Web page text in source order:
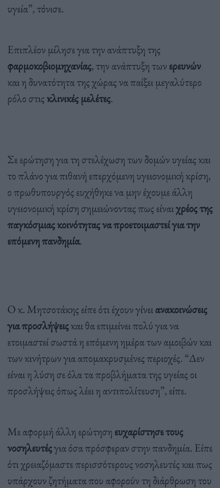
υγεία”, τόνισε.
Επιπλέον μίλησε για την ανάπτυξη της
φαρμοκοβιομηχανίας, την ανάπτυξη των ερευνών
και η δυνατότητα της χώρας να παίξει μεγαλύτερο
ρόλο στιςκλινικές μελέτες.
Σε ερώτηση για τη στελέχωση των δομών υγείας και
το πλάνο για πιθανή επερχόμενη υγειονομική κρίση,
ο πρωθυπουργός ευχήθηκε να μην έχουμε άλλη
υγειονομική κρίση σημειώνοντας πως είναιχρέος της
παγκόσμιας κοινότητας να προετοιμαστεί για την
επόμενη πανδημία.
Ο κ. Μητσοτάκης είπε ότι έχουν γίνειανακοινώσεις
για προσλήψειςκαι θα επιμείνει πολύ για να
ετοιμαστεί σωστά η επόμενη ημέρα των αμοιβών και
των κινήτρων για απομακρυσμένες περιοχές. “Δεν
είναι η λύση σε όλα τα προβλήματα της υγείας οι
προσλήψεις όπως λέει η αντιπολίτευση”, είπε.
Με αφορμή άλλη ερώτηση ευχαρίστησε τους
νοσηλευτέςγια όσα πρόσφεραν στην πανδημία. Είπε
ότι χρειαζόμαστε περισσότερους νοσηλευτές και πως
υπάρχουν ζητήματα που αφορούν τη διάρθρωση του